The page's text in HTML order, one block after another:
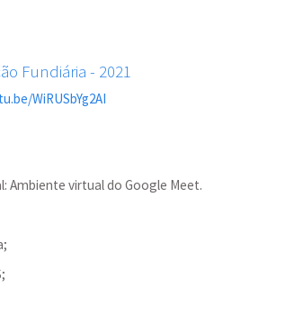
Fundiária - 2021
WiRUSbYg2AI
Ambiente virtual do Google Meet.